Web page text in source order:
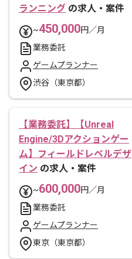
ランニング の求人・案件
~450,000円／月
業務委託
ゲームプランナー
渋谷（東京都）
【業務委託】【Unreal
Engine/3Dアクションゲー
ム】フィールドレベルデザ
イン の求人・案件
~600,000円／月
業務委託
ゲームプランナー
東京（東京都）